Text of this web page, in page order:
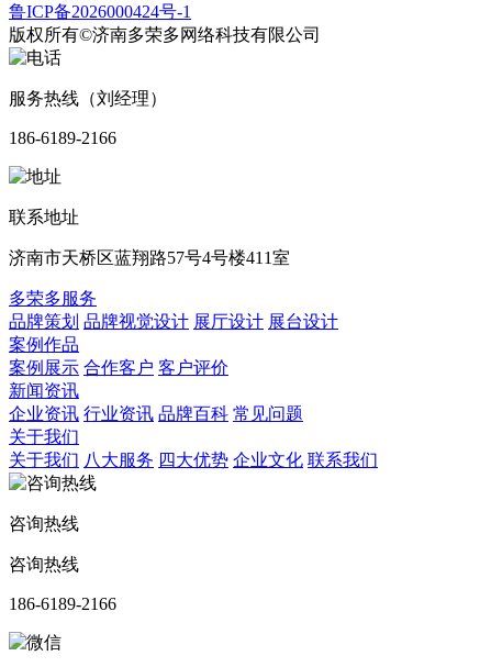
鲁ICP备2026000424号-1
版权所有©济南多荣多网络科技有限公司
服务热线（刘经理）
186-6189-2166
联系地址
济南市天桥区蓝翔路57号4号楼411室
多荣多服务
品牌策划 品牌视觉设计 展厅设计 展台设计
案例作品
案例展示 合作客户 客户评价
新闻资讯
企业资讯 行业资讯 品牌百科 常见问题
关于我们
关于我们 八大服务 四大优势 企业文化 联系我们
咨询热线
咨询热线
186-6189-2166